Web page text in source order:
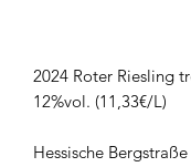
2024 Roter Riesling
12%vol. (11,33€/L)
Hessische Bergstraße